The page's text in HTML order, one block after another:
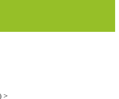
>